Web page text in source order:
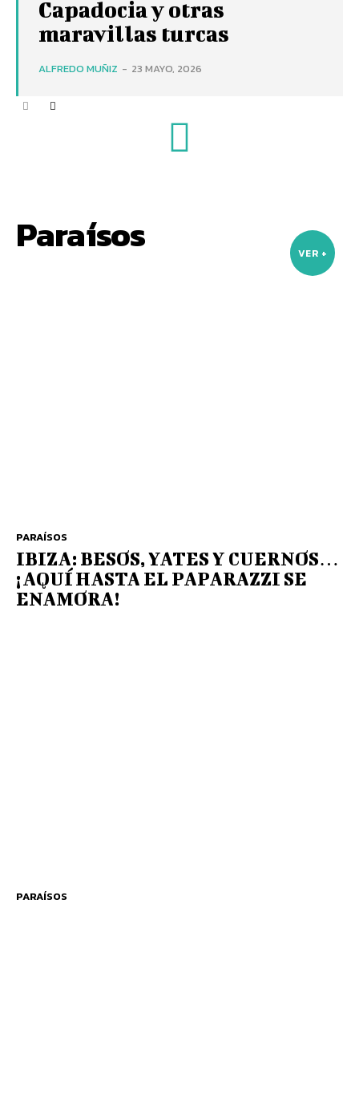
Capadocia y otras
maravillas turcas
ALFREDO MUÑIZ - 23 MAYO, 2026
Paraísos VER +
PARAÍSOS
IBIZA: BESOS, YATES Y CUERNOS…
¡AQUÍ HASTA EL PAPARAZZI SE
ENAMORA!
PARAÍSOS